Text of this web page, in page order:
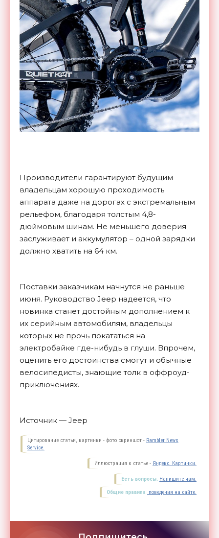
Производители гарантируют будущим
владельцам хорошую проходимость
аппарата даже на дорогах с экстремальным
рельефом, благодаря толстым 4,8-
дюймовым шинам. Не меньшего доверия
заслуживает и аккумулятор – одной зарядки
должно хватить на 64 км.
Поставки заказчикам начнутся не раньше
июня. Руководство Jeep надеется, что
новинка станет достойным дополнением к
их серийным автомобилям, владельцы
которых не прочь покататься на
электробайке где-нибудь в глуши. Впрочем,
оценить его достоинства смогут и обычные
велосипедисты, знающие толк в оффроуд-
приключениях.
Источник — Jeep
Цитирование статьи, картинки - фото скриншот - Rambler News
Service.
Иллюстрация к статье - Яндекс. Картинки.
Есть вопросы. Напишите нам.
Общие правила поведения на сайте.